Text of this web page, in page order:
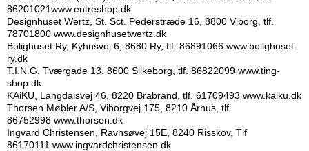
86201021www.entreshop.dk
Designhuset Wertz, St. Sct. Pederstræde 16, 8800 Viborg, tlf.
78701800 www.designhusetwertz.dk
Bolighuset Ry, Kyhnsvej 6, 8680 Ry, tlf. 86891066 www.bolighuset-
ry.dk
T.I.N.G, Tværgade 13, 8600 Silkeborg, tlf. 86822099 www.ting-
shop.dk
KAiKU, Langdalsvej 46, 8220 Brabrand, tlf. 61709493 www.kaiku.dk
Thorsen Møbler A/S, Viborgvej 175, 8210 Århus, tlf.
86752998 www.thorsen.dk
Ingvard Christensen, Ravnsøvej 15E, 8240 Risskov, Tlf
86170111 www.ingvardchristensen.dk